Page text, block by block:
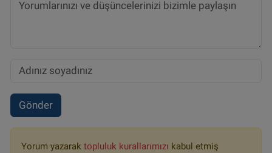
Gönder
Yorum yazarak topluluk kurallarımızı kabul etmiş